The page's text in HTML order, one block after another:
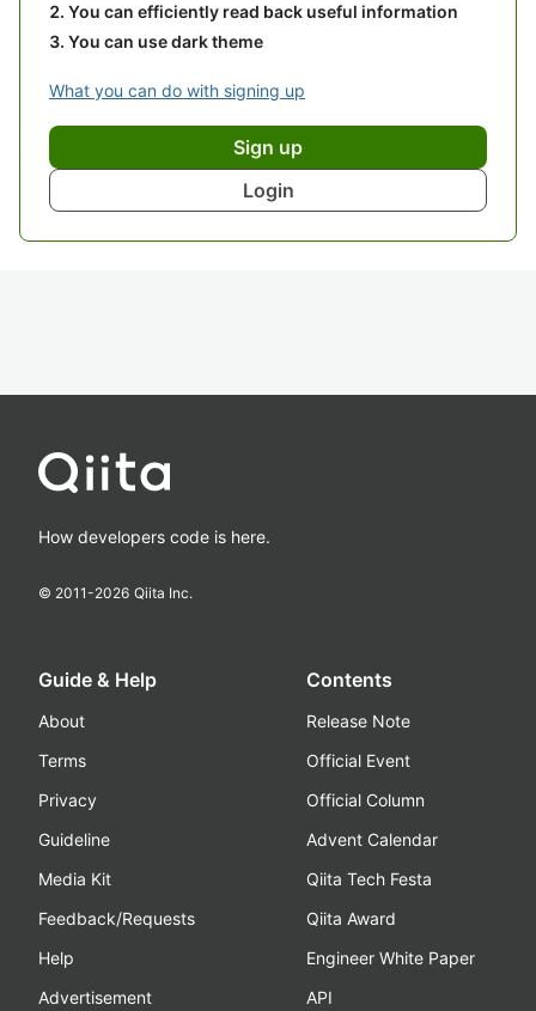
You can efficiently read back useful information
You can use dark theme
What you can do with signing up
Sign up
Login
How developers code is here.
© 2011-2026 Qiita Inc.
Guide & Help
About
Terms
Privacy
Guideline
Media Kit
Feedback/Requests
Help
Advertisement
Contents
Release Note
Official Event
Official Column
Advent Calendar
Qiita Tech Festa
Qiita Award
Engineer White Paper
API